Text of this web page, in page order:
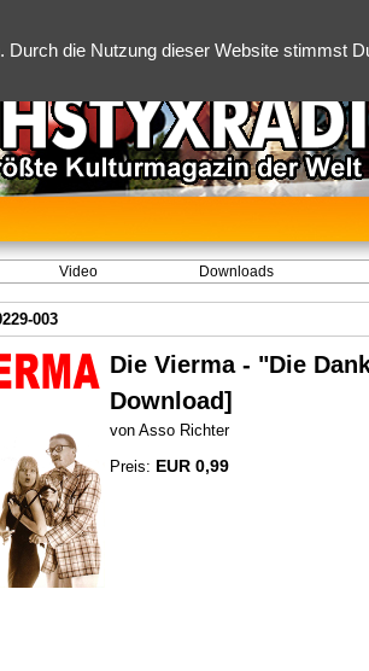
die Nutzung dieser Website stimmst
Video Downloads
003
Die Vierma - "Die
Download]
von Asso Richter
Preis: EUR 0,99